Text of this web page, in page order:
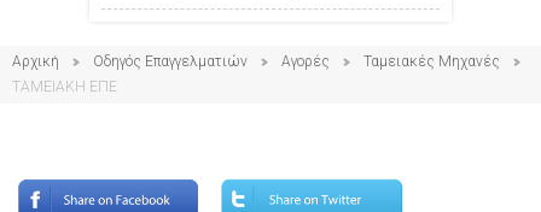
Αρχική Οδηγός Επαγγελματιών Αγορές
Ταμειακές Μηχανές
ΤΑΜΕΙΑΚΗ ΕΠΕ